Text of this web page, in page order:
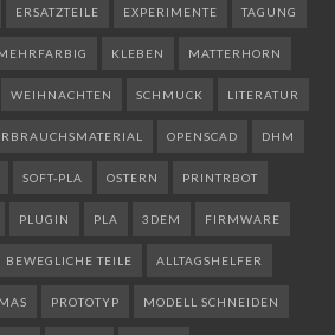
ERSATZTEILE EXPERIMENTE TAGUNG
KLEBEN MATTERHORN
WEIHNACHTEN SCHMUCK LITERATUR
OPENSCAD DHM
SOFT-PLA OSTERN PRINTRBOT
PLUGIN PLA 3DEM FIRMWARE
BEWEGLICHE TEILE ALLTAGSHELFER
PROTOTYP MODELL SCHNEIDEN